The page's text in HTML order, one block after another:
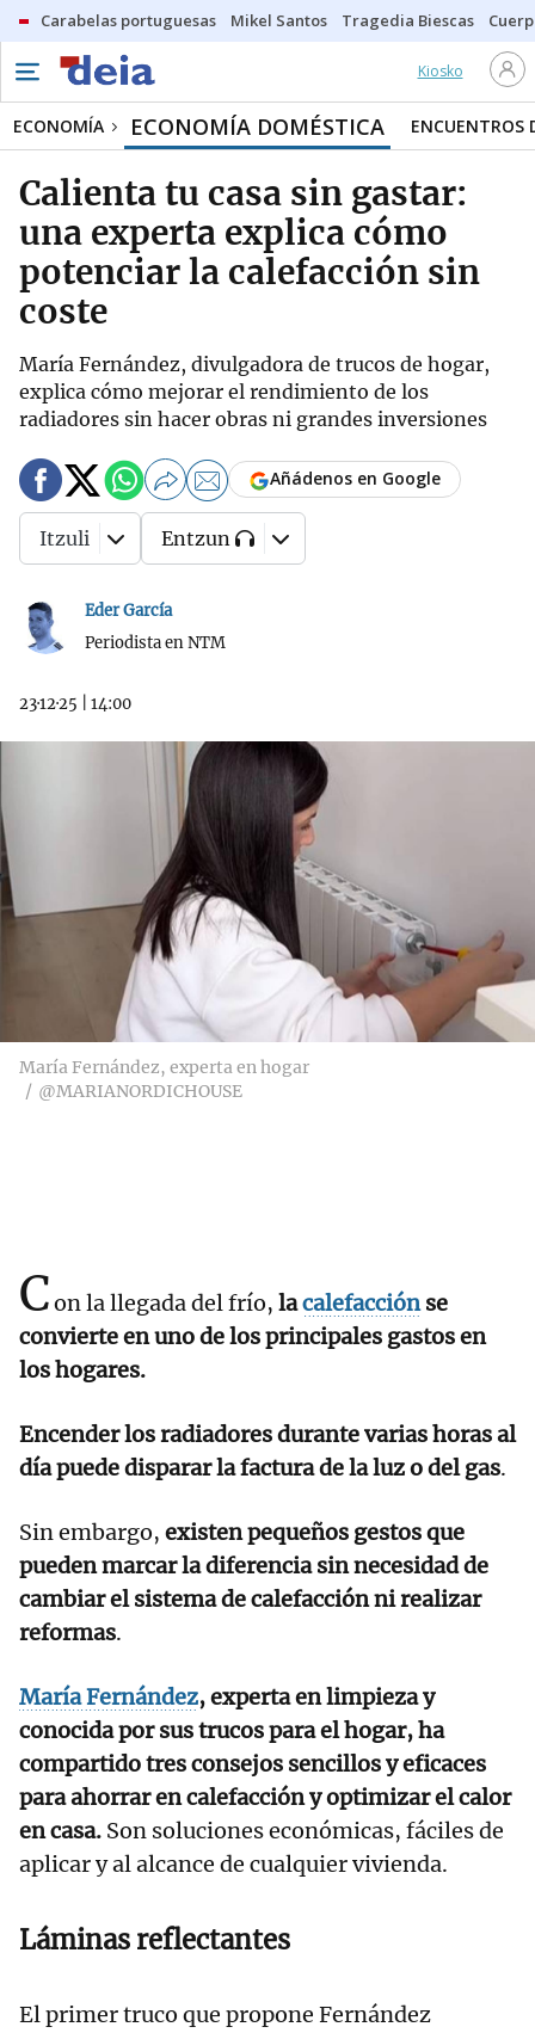
Carabelas portuguesas Mikel Santos Tragedia Biescas
Kiosko
ECONOMÍA ECONOMÍA DOMÉSTICA ENCUENTROS
Calienta tu casa sin gastar:
una experta explica cómo
potenciar la calefacción sin
coste
María Fernández, divulgadora de trucos de hogar,
explica cómo mejorar el rendimiento de los
radiadores sin hacer obras ni grandes inversiones
Eder García
Periodista en NTM
23·12·25 14:00
Añádenos en Google
Itzuli Entzun
María Fernández, experta en hogar
@MARIANORDICHOUSE
Con la llegada del frío, lacalefacciónse
convierte en uno de los principales gastos en
los hogares.
Encender los radiadores durante varias horas al
día puede disparar la factura de la luz o del gas.
Sin embargo, existen pequeños gestos que
pueden marcar la diferencia sin necesidad de
cambiar el sistema de calefacción ni realizar
reformas.
María Fernández, experta en limpieza y
conocida por sus trucos para el hogar, ha
compartido tres consejos sencillos y eficaces
para ahorrar en calefacción y optimizar el calor
en casa. Son soluciones económicas, fáciles de
aplicar y al alcance de cualquier vivienda.
Láminas reflectantes
El primer truco que propone Fernández